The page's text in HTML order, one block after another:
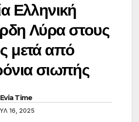
Ελληνική
Λύρα στους
μετά από
σιωπής
Evia Time
16, 2025